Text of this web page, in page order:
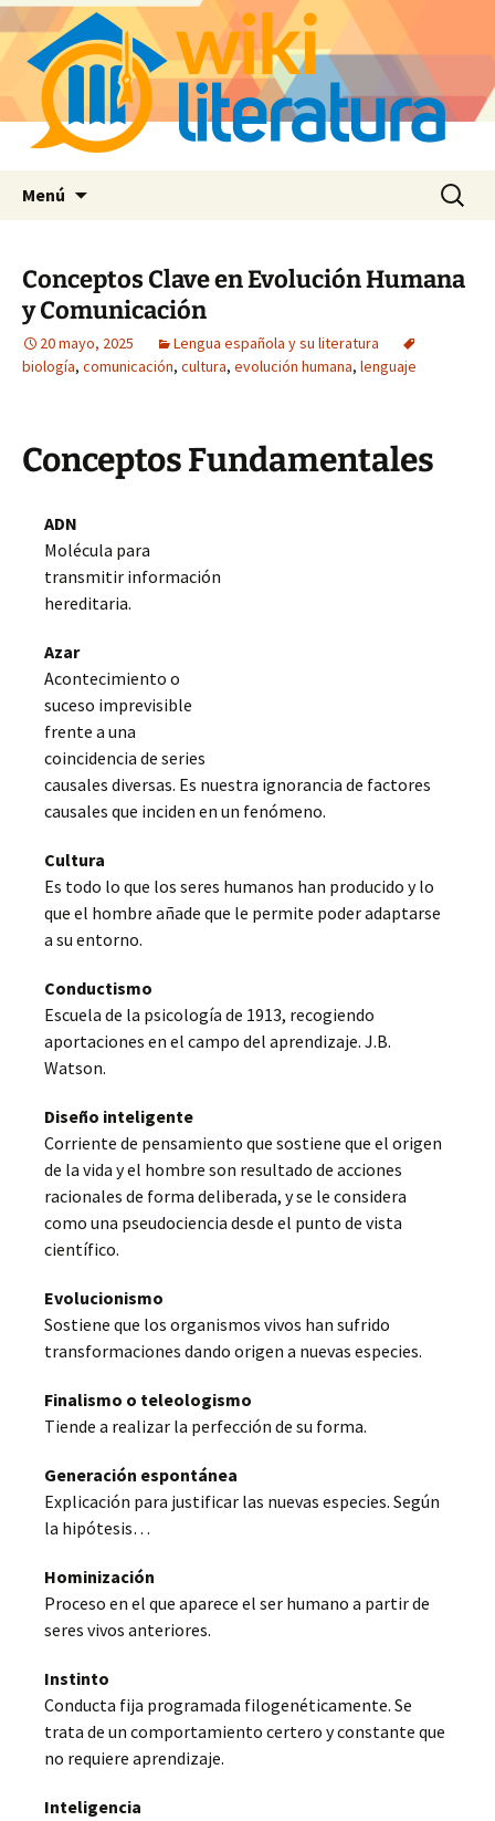
Menú Buscar:
Conceptos Clave en Evolución Humana
y Comunicación
20 mayo, 2025
Lengua española y su literatura
biología, comunicación, cultura, evolución humana, lenguaje
Conceptos Fundamentales
ADN
Molécula para
transmitir información
hereditaria.
Azar
Acontecimiento o
suceso imprevisible
frente a una
coincidencia de series
causales diversas. Es nuestra ignorancia de factores
causales que inciden en un fenómeno.
Cultura
Es todo lo que los seres humanos han producido y lo
que el hombre añade que le permite poder adaptarse
a su entorno.
Conductismo
Escuela de la psicología de 1913, recogiendo
aportaciones en el campo del aprendizaje. J.B.
Watson.
Diseño inteligente
Corriente de pensamiento que sostiene que el origen
de la vida y el hombre son resultado de acciones
racionales de forma deliberada, y se le considera
como una pseudociencia desde el punto de vista
científico.
Evolucionismo
Sostiene que los organismos vivos han sufrido
transformaciones dando origen a nuevas especies.
Finalismo o teleologismo
Tiende a realizar la perfección de su forma.
Generación espontánea
Explicación para justificar las nuevas especies. Según
la hipótesis…
Hominización
Proceso en el que aparece el ser humano a partir de
seres vivos anteriores.
Instinto
Conducta fija programada filogenéticamente. Se
trata de un comportamiento certero y constante que
no requiere aprendizaje.
Inteligencia